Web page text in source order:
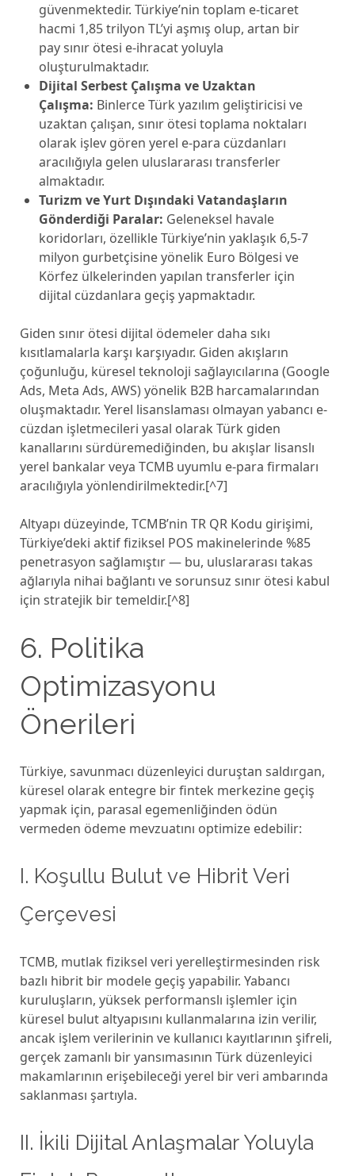
güvenmektedir. Türkiye’nin toplam e-ticaret
hacmi 1,85 trilyon TL’yi aşmış olup, artan bir
pay sınır ötesi e-ihracat yoluyla
oluşturulmaktadır.
Dijital Serbest Çalışma ve Uzaktan
Çalışma: Binlerce Türk yazılım geliştiricisi ve
uzaktan çalışan, sınır ötesi toplama noktaları
olarak işlev gören yerel e-para cüzdanları
aracılığıyla gelen uluslararası transferler
almaktadır.
Turizm ve Yurt Dışındaki Vatandaşların
Gönderdiği Paralar: Geleneksel havale
koridorları, özellikle Türkiye’nin yaklaşık 6,5-7
milyon gurbetçisine yönelik Euro Bölgesi ve
Körfez ülkelerinden yapılan transferler için
dijital cüzdanlara geçiş yapmaktadır.
Giden sınır ötesi dijital ödemeler daha sıkı
kısıtlamalarla karşı karşıyadır. Giden akışların
çoğunluğu, küresel teknoloji sağlayıcılarına (Google
Ads, Meta Ads, AWS) yönelik B2B harcamalarından
oluşmaktadır. Yerel lisanslaması olmayan yabancı e-
cüzdan işletmecileri yasal olarak Türk giden
kanallarını sürdüremediğinden, bu akışlar lisanslı
yerel bankalar veya TCMB uyumlu e-para firmaları
aracılığıyla yönlendirilmektedir.[^7]
Altyapı düzeyinde, TCMB’nin TR QR Kodu girişimi,
Türkiye’deki aktif fiziksel POS makinelerinde %85
penetrasyon sağlamıştır — bu, uluslararası takas
ağlarıyla nihai bağlantı ve sorunsuz sınır ötesi kabul
için stratejik bir temeldir.[^8]
6. Politika
Optimizasyonu
Önerileri
Türkiye, savunmacı düzenleyici duruştan saldırgan,
küresel olarak entegre bir fintek merkezine geçiş
yapmak için, parasal egemenliğinden ödün
vermeden ödeme mevzuatını optimize edebilir:
I. Koşullu Bulut ve Hibrit Veri
Çerçevesi
TCMB, mutlak fiziksel veri yerelleştirmesinden risk
bazlı hibrit bir modele geçiş yapabilir. Yabancı
kuruluşların, yüksek performanslı işlemler için
küresel bulut altyapısını kullanmalarına izin verilir,
ancak işlem verilerinin ve kullanıcı kayıtlarının şifreli,
gerçek zamanlı bir yansımasının Türk düzenleyici
makamlarının erişebileceği yerel bir veri ambarında
saklanması şartıyla.
II. İkili Dijital Anlaşmalar Yoluyla